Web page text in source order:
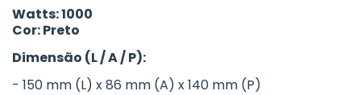
Watts: 1000
Cor: Preto
Dimensão (L / A / P):
- 150 mm (L) x 86 mm (A) x 140 mm (P)